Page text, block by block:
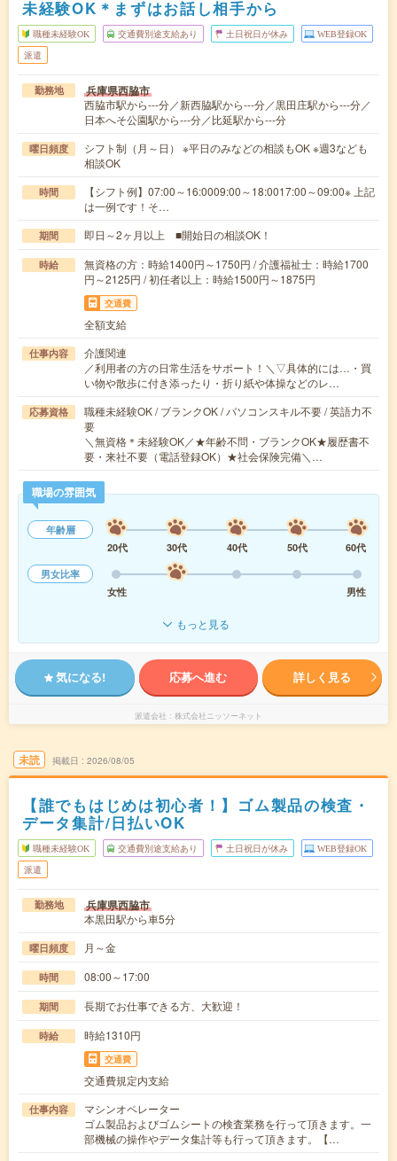
未経験OK＊まずはお話し相手から
職種未経験OK 交通費別途支給あり 土日祝日が休み WEB登録OK
派遣
勤務地 兵庫県西脇市
西脇市駅から---分／新西脇駅から---分／黒田庄駅から---分／
日本へそ公園駅から---分／比延駅から---分
曜日頻度
シフト制（月～日） ※平日のみなどの相談もOK ※週3なども
相談OK
時間
【シフト例】07:00～16:0009:00～18:0017:00～09:00※ 上記
は一例です！そ…
期間 即日～2ヶ月以上 ■開始日の相談OK！
時給
無資格の方：時給1400円～1750円 / 介護福祉士：時給1700
円～2125円 / 初任者以上：時給1500円～1875円
交通費
全額支給
仕事内容
介護関連
／利用者の方の日常生活をサポート！＼▽具体的には…・買
い物や散歩に付き添ったり・折り紙や体操などのレ…
応募資格
職種未経験OK / ブランクOK / パソコンスキル不要 / 英語力不
要
＼無資格＊未経験OK／★年齢不問・ブランクOK★履歴書不
要・来社不要（電話登録OK）★社会保険完備＼…
職場の雰囲気
年齢層
20代
30代 40代 50代
60代
男女比率
女性
男性
もっと見る
気になる! 応募へ進む 詳しく見る
派遣会社 株式会社ニッソーネット
未読 掲載日 2026/08/05
【誰でもはじめは初心者！】ゴム製品の検査・
データ集計/日払いOK
職種未経験OK 交通費別途支給あり 土日祝日が休み WEB登録OK
派遣
勤務地 兵庫県西脇市
本黒田駅から車5分
曜日頻度 月～金
時間 08:00～17:00
期間 長期でお仕事できる方、大歓迎！
時給 時給1310円
交通費
交通費規定内支給
仕事内容
マシンオペレーター
ゴム製品およびゴムシートの検査業務を行って頂きます。一
部機械の操作やデータ集計等も行って頂きます。【…